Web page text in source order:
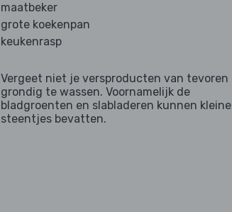
maatbeker
grote koekenpan
keukenrasp
Vergeet niet je versproducten van tevoren
grondig te wassen. Voornamelijk de
bladgroenten en slabladeren kunnen kleine
steentjes bevatten.